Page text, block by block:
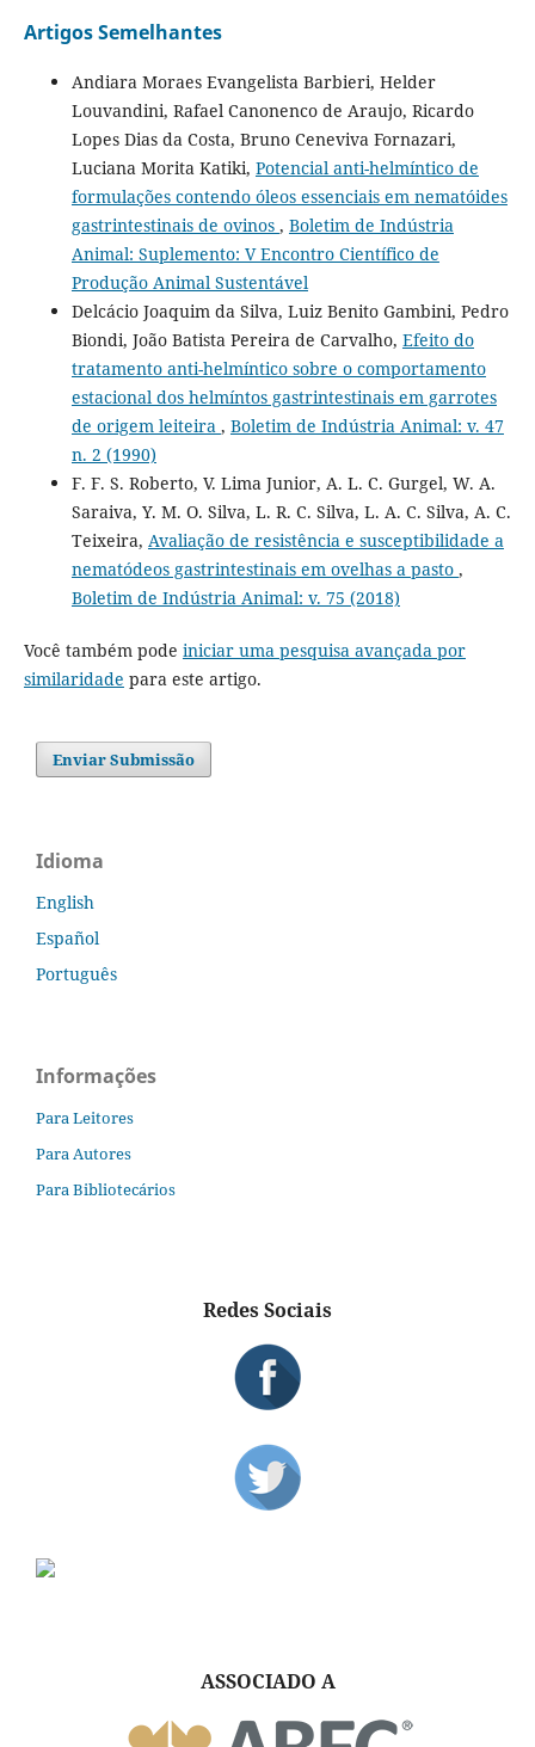
Artigos Semelhantes
Andiara Moraes Evangelista Barbieri, Helder
Louvandini, Rafael Canonenco de Araujo, Ricardo
Lopes Dias da Costa, Bruno Ceneviva Fornazari,
Luciana Morita Katiki, Potencial anti-helmíntico de
formulações contendo óleos essenciais em nematóides
gastrintestinais de ovinos , Boletim de Indústria
Animal: Suplemento: V Encontro Científico de
Produção Animal Sustentável
Delcácio Joaquim da Silva, Luiz Benito Gambini, Pedro
Biondi, João Batista Pereira de Carvalho, Efeito do
tratamento anti-helmíntico sobre o comportamento
estacional dos helmíntos gastrintestinais em garrotes
de origem leiteira , Boletim de Indústria Animal: v. 47
n. 2 (1990)
F. F. S. Roberto, V. Lima Junior, A. L. C. Gurgel, W. A.
Saraiva, Y. M. O. Silva, L. R. C. Silva, L. A. C. Silva, A. C.
Teixeira, Avaliação de resistência e susceptibilidade a
nematódeos gastrintestinais em ovelhas a pasto ,
Boletim de Indústria Animal: v. 75 (2018)
Você também pode iniciar uma pesquisa avançada por
similaridade para este artigo.
Enviar Submissão
Idioma
English
Español
Português
Informações
Para Leitores
Para Autores
Para Bibliotecários
Redes Sociais
ASSOCIADO A